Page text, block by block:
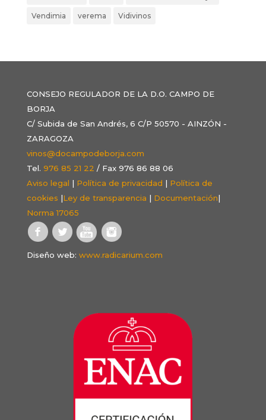
Vendimia verema Vidivinos
CONSEJO REGULADOR DE LA D.O. CAMPO DE
BORJA
C/ Subida de San Andrés, 6 C/P 50570 - AINZÓN -
ZARAGOZA
vinos@docampodeborja.com
Tel. 976 85 21 22 / Fax 976 86 88 06
Aviso legal | Política de privacidad | Política de
cookies |Ley de transparencia | Documentación|
Norma 17065
Diseño web: www.radicarium.com